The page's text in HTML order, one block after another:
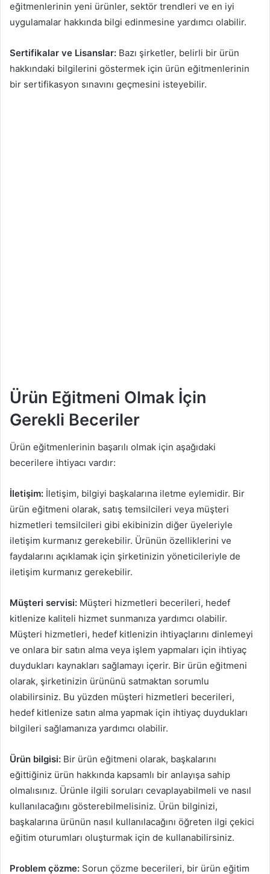
eğitmenlerinin yeni ürünler, sektör trendleri ve en iyi
uygulamalar hakkında bilgi edinmesine yardımcı olabilir.
Sertifikalar ve Lisanslar: Bazı şirketler, belirli bir ürün
hakkındaki bilgilerini göstermek için ürün eğitmenlerinin
bir sertifikasyon sınavını geçmesini isteyebilir.
Ürün Eğitmeni Olmak İçin
Gerekli Beceriler
Ürün eğitmenlerinin başarılı olmak için aşağıdaki
becerilere ihtiyacı vardır:
İletişim: İletişim, bilgiyi başkalarına iletme eylemidir. Bir
ürün eğitmeni olarak, satış temsilcileri veya müşteri
hizmetleri temsilcileri gibi ekibinizin diğer üyeleriyle
iletişim kurmanız gerekebilir. Ürünün özelliklerini ve
faydalarını açıklamak için şirketinizin yöneticileriyle de
iletişim kurmanız gerekebilir.
Müşteri servisi: Müşteri hizmetleri becerileri, hedef
kitlenize kaliteli hizmet sunmanıza yardımcı olabilir.
Müşteri hizmetleri, hedef kitlenizin ihtiyaçlarını dinlemeyi
ve onlara bir satın alma veya işlem yapmaları için ihtiyaç
duydukları kaynakları sağlamayı içerir. Bir ürün eğitmeni
olarak, şirketinizin ürününü satmaktan sorumlu
olabilirsiniz. Bu yüzden müşteri hizmetleri becerileri,
hedef kitlenize satın alma yapmak için ihtiyaç duydukları
bilgileri sağlamanıza yardımcı olabilir.
Ürün bilgisi: Bir ürün eğitmeni olarak, başkalarını
eğittiğiniz ürün hakkında kapsamlı bir anlayışa sahip
olmalısınız. Ürünle ilgili soruları cevaplayabilmeli ve nasıl
kullanılacağını gösterebilmelisiniz. Ürün bilginizi,
başkalarına ürünün nasıl kullanılacağını öğreten ilgi çekici
eğitim oturumları oluşturmak için de kullanabilirsiniz.
Problem çözme: Sorun çözme becerileri, bir ürün eğitim